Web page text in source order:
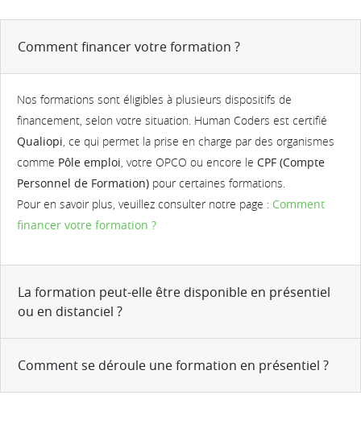
Comment financer votre formation ?
Nos formations sont éligibles à plusieurs dispositifs de
financement, selon votre situation. Human Coders est certifié
Qualiopi, ce qui permet la prise en charge par des organismes
comme Pôle emploi, votre OPCO ou encore le CPF (Compte
Personnel de Formation) pour certaines formations.
Pour en savoir plus, veuillez consulter notre page : Comment
financer votre formation ?
La formation peut-elle être disponible en présentiel
ou en distanciel ?
Comment se déroule une formation en présentiel ?